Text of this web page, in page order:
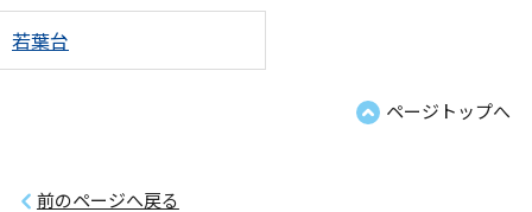
若葉台
ページトップへ
前のページへ戻る